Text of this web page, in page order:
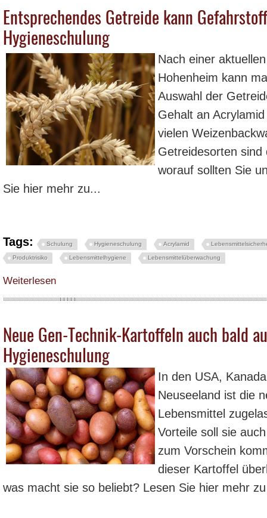
Entsprechendes Getreide kann
Hygieneschulung
Nach einer
Hohenheim kann
Auswahl der
Gehalt an
vielen
Getreidesorten
worauf sollten Sie
Sie hier mehr zu...
Tags: Schulung Hygieneschulung Acrylamid
Produktrisiko Lebensmittelhygiene Lebensmittelüberwachung
Weiterlesen
Neue Gen-Technik-Kartoffeln auch bald
Hygieneschulung
In den USA,
Neuseeland ist die
Lebensmittel
Vorteile soll sie
zum Vorschein
dieser Kartoffel
was macht sie so beliebt? Lesen Sie hier mehr